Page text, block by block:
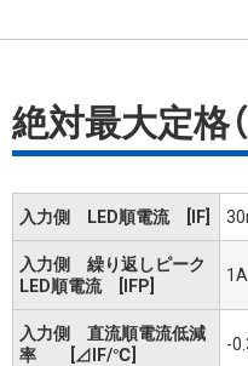
絶対最大定格
入力側 LED順電流 [IF]
入力側 繰り返しピーク
LED順電流 [IFP]
1A
入力側 直流順電流低減
率 [⊿IF/℃]
-